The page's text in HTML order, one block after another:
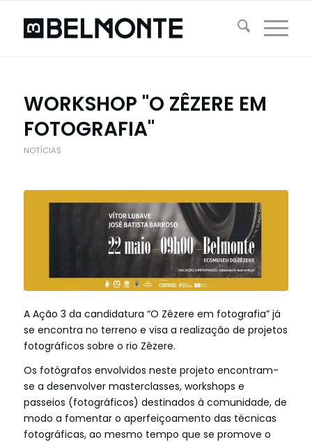
WORKSHOP "O ZÊZERE EM
FOTOGRAFIA"
NOTÍCIAS
A Ação 3 da candidatura “O Zêzere em fotografia” já
se encontra no terreno e visa a realização de projetos
fotográficos sobre o rio Zêzere.
Os fotógrafos envolvidos neste projeto encontram-
se a desenvolver masterclasses, workshops e
passeios (fotográficos) destinados à comunidade, de
modo a fomentar o aperfeiçoamento das técnicas
fotográficas, ao mesmo tempo que se promove o